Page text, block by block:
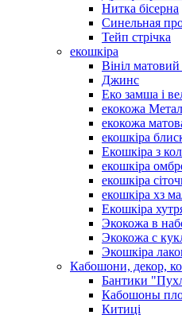
Нитка бісерна
Синельная
Тейп стрічка
екошкіра
Вініл матовий
Джинс
Еко замша і
екокожа
екокожа
екошкіра
Екошкіра з
екошкіра
екошкіра
екошкіра хз
Екошкіра
Экокожа в
Экокожа с
Экошкiра
Кабошони, декор,
Бантики
Кабошоны
Китиці